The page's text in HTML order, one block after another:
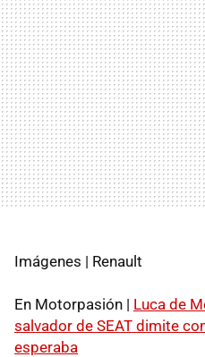
Imágenes | Renault
En Motorpasión | Luca de
salvador de SEAT dimite
esperaba